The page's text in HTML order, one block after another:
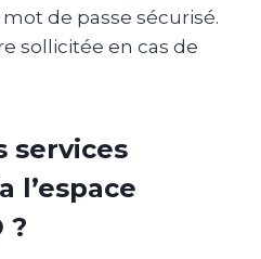
de passe sécurisé.
sollicitée en cas de
services
l’espace
?